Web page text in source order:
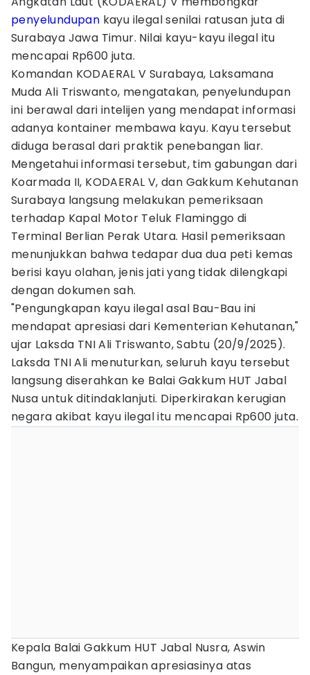
penyelundupan kayu ilegal senilai ratusan juta di
Surabaya Jawa Timur. Nilai kayu-kayu ilegal itu
mencapai Rp600 juta.
Komandan KODAERAL V Surabaya, Laksamana
Muda Ali Triswanto, mengatakan, penyelundupan
ini berawal dari intelijen yang mendapat informasi
adanya kontainer membawa kayu. Kayu tersebut
diduga berasal dari praktik penebangan liar.
Mengetahui informasi tersebut, tim gabungan dari
Koarmada II, KODAERAL V, dan Gakkum Kehutanan
Surabaya langsung melakukan pemeriksaan
terhadap Kapal Motor Teluk Flaminggo di
Terminal Berlian Perak Utara. Hasil pemeriksaan
menunjukkan bahwa tedapar dua dua peti kemas
berisi kayu olahan, jenis jati yang tidak dilengkapi
dengan dokumen sah.
"Pengungkapan kayu ilegal asal Bau-Bau ini
mendapat apresiasi dari Kementerian Kehutanan,"
ujar Laksda TNI Ali Triswanto, Sabtu (20/9/2025).
Laksda TNI Ali menuturkan, seluruh kayu tersebut
langsung diserahkan ke Balai Gakkum HUT Jabal
Nusa untuk ditindaklanjuti. Diperkirakan kerugian
negara akibat kayu ilegal itu mencapai Rp600 juta.
Kepala Balai Gakkum HUT Jabal Nusra, Aswin
Bangun, menyampaikan apresiasinya atas